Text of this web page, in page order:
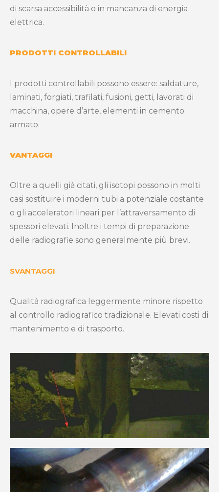
di scarsa accessibilità o in mancanza di energia
elettrica.
PRODOTTI CONTROLLABILI
I prodotti controllabili possono essere: saldature,
laminati, forgiati, trafilati, fusioni, getti, lavorati di
macchina, opere d’arte, elementi in cemento
armato.
VANTAGGI
Oltre a quelli già citati, gli isotopi possono in molti
casi sostituire i moderni tubi a potenziale costante
o gli acceleratori lineari per l’attraversamento di
spessori elevati. Inoltre i tempi di preparazione
delle radiografie sono generalmente più brevi.
SVANTAGGI
Qualità radiografica leggermente minore rispetto
al controllo radiografico tradizionale. Elevati costi di
mantenimento e di trasporto.